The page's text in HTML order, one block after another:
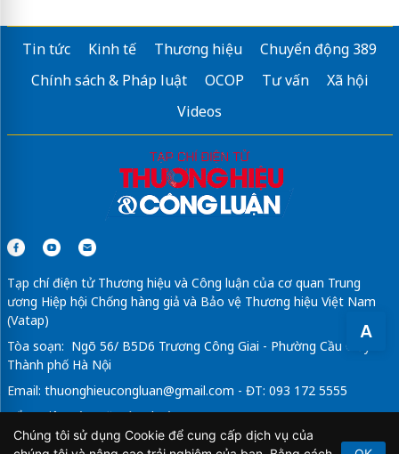
A
Tin tức Kinh tế Thương hiệu
Chuyển động 389
Chính sách & Pháp luật
OCOP Tư vấn
Xã hội
Videos
Tạp chí điện tử Thương hiệu và Công luận của cơ quan Trung
ương Hiệp hội Chống hàng giả và Bảo vệ Thương hiệu Việt Nam
(Vatap)
Tòa soạn: Ngõ 56/ B5D6 Trương Công Giai - Phường Cầu Giấy -
Thành phố Hà Nội
Email: thuonghieucongluan@gmail.com - ĐT: 093 172 5555
Tổng Biên Tập: Vũ Đức Thuận
Giấy phép hoạt động báo chí điện tử số 64/GP-BTTTT do Bộ
Chúng tôi sử dụng Cookie để cung cấp dịch vụ của